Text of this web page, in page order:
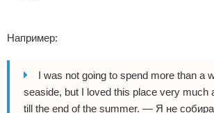
Например:
I was not going to spend more than a
seaside, but I loved this place very much
till the end of the summer. — Я не